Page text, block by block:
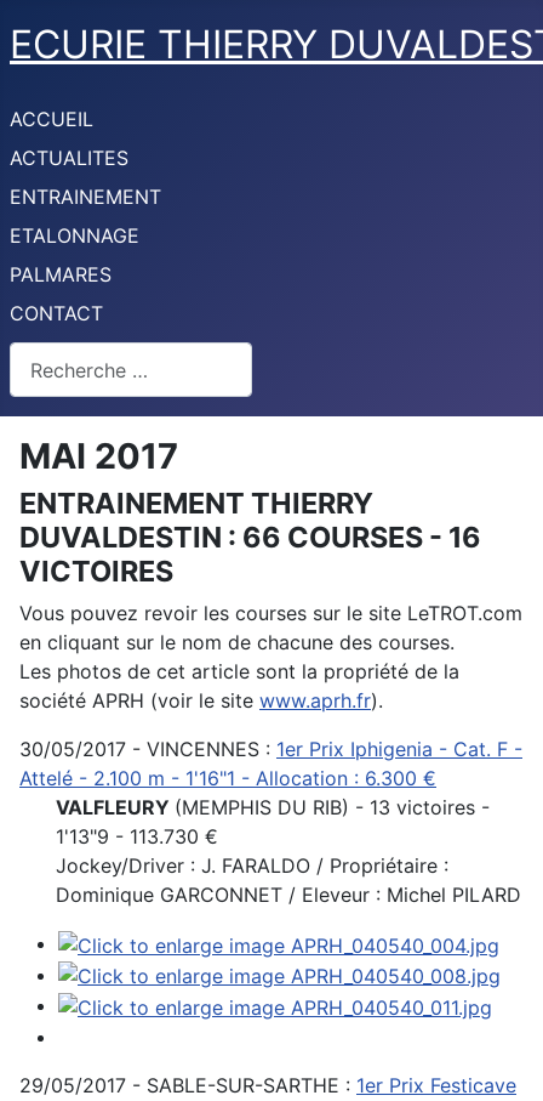
ECURIE THIERRY
ACCUEIL
ACTUALITES
ENTRAINEMENT
ETALONNAGE
PALMARES
CONTACT
MAI 2017
ENTRAINEMENT THIERRY
DUVALDESTIN : 66 COURSES - 16
VICTOIRES
Vous pouvez revoir les courses sur le site LeTROT.com
en cliquant sur le nom de chacune des courses.
Les photos de cet article sont la propriété de la
société APRH (voir le site www.aprh.fr).
30/05/2017 - VINCENNES : 1er Prix Iphigenia - Cat. F -
Attelé - 2.100 m - 1'16"1 - Allocation : 6.300 €
VALFLEURY (MEMPHIS DU RIB) - 13 victoires -
1'13"9 - 113.730 €
Jockey/Driver : J. FARALDO / Propriétaire :
Dominique GARCONNET / Eleveur : Michel PILARD
29/05/2017 - SABLE-SUR-SARTHE : 1er Prix Festicave